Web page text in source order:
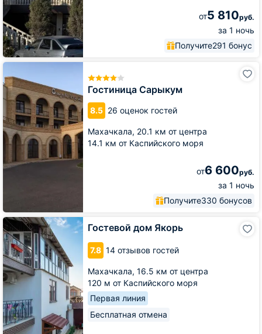
от5 810руб.
за 1 ночь
Получите291 бонус
Гостиница Сарыкум
8.5 26 оценок гостей
Махачкала, 20.1 км от центра
14.1 км от Каспийского моря
от6 600руб.
за 1 ночь
Получите330 бонусов
Гостиница
Сарыкум
Гостевой дом Якорь
7.8 14 отзывов гостей
Махачкала, 16.5 км от центра
120 м от Каспийского моря
Первая линия
Бесплатная отмена
Гостевой
дом
Якорь